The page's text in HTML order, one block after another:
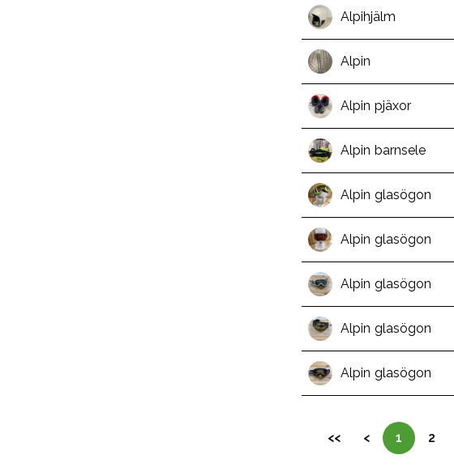
Alpihjälm
Alpin
Alpin pjäxor
Alpin barnsele
Alpin glasögon
Alpin glasögon
Alpin glasögon
Alpin glasögon
Alpin glasögon
<< < 1 2